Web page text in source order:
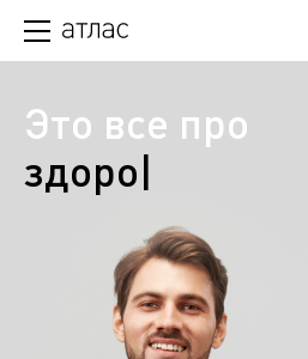
Это все про
здоровье